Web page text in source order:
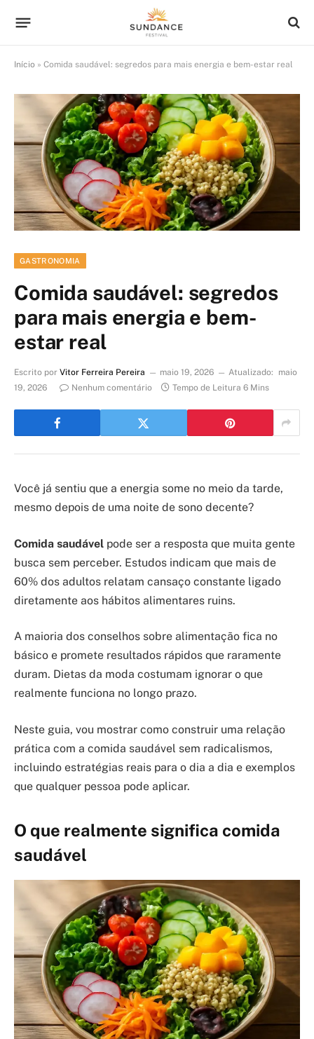
Início » Comida saudável: segredos para mais energia e bem-estar real
GASTRONOMIA
Comida saudável: segredos
para mais energia e bem-
estar real
Escrito por Vitor Ferreira Pereira maio 19, 2026 Atualizado:
maio
19, 2026
Nenhum comentário Tempo de Leitura 6 Mins
Você já sentiu que a energia some no meio da tarde,
mesmo depois de uma noite de sono decente?
Comida saudável pode ser a resposta que muita gente
busca sem perceber. Estudos indicam que mais de
60% dos adultos relatam cansaço constante ligado
diretamente aos hábitos alimentares ruins.
A maioria dos conselhos sobre alimentação fica no
básico e promete resultados rápidos que raramente
duram. Dietas da moda costumam ignorar o que
realmente funciona no longo prazo.
Neste guia, vou mostrar como construir uma relação
prática com a comida saudável sem radicalismos,
incluindo estratégias reais para o dia a dia e exemplos
que qualquer pessoa pode aplicar.
O que realmente significa comida
saudável